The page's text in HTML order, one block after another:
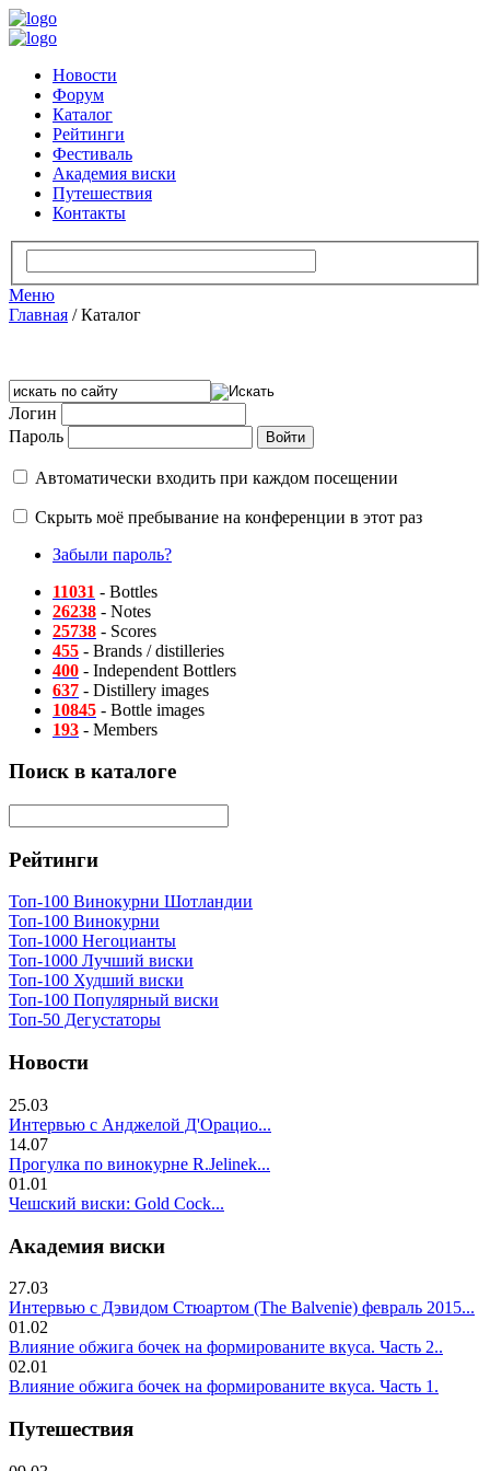
Новости
Форум
Каталог
Рейтинги
Фестиваль
Академия виски
Путешествия
Контакты
Меню
Главная /Каталог
Логин
Пароль
Автоматически входить при каждом посещении
Скрыть моё пребывание на конференции в этот раз
Забыли пароль?
11031 - Bottles
26238 - Notes
25738 - Scores
455 - Brands / distilleries
400 - Independent Bottlers
637 - Distillery images
10845 - Bottle images
193 - Members
Поиск в каталоге
Рейтинги
Топ-100 Винокурни Шотландии
Топ-100 Винокурни
Топ-1000 Негоцианты
Топ-1000 Лучший виски
Топ-100 Худший виски
Топ-100 Популярный виски
Топ-50 Дегустаторы
Новости
25.03
Интервью с Анджелой Д'Орацио...
14.07
Прогулка по винокурне R.Jelinek...
01.01
Чешский виски: Gold Cock...
Академия виски
27.03
Интервью с Дэвидом Стюартом (The Balvenie) февраль 2015...
01.02
Влияние обжига бочек на формированите вкуса. Часть 2..
02.01
Влияние обжига бочек на формированите вкуса. Часть 1.
Путешествия